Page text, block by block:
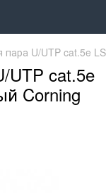
пара U/UTP cat.5e
UTP cat.5e
Corning